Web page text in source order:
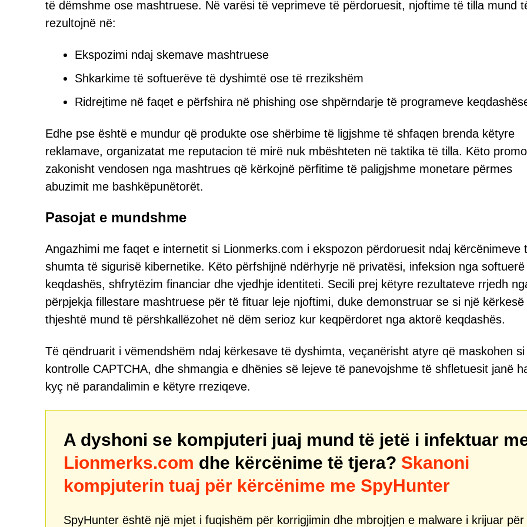
të dëmshme ose mashtruese. Në varësi të veprimeve të përdoruesit, njoftime të tilla mund
rezultojnë në:
Ekspozimi ndaj skemave mashtruese
Shkarkime të softuerëve të dyshimtë ose të rrezikshëm
Ridrejtime në faqet e përfshira në phishing ose shpërndarje të programeve
Edhe pse është e mundur që produkte ose shërbime të ligjshme të shfaqen brenda këtyre
reklamave, organizatat me reputacion të mirë nuk mbështeten në taktika të tilla. Këto
zakonisht vendosen nga mashtrues që kërkojnë përfitime të paligjshme monetare përmes
abuzimit me bashkëpunëtorët.
Pasojat e mundshme
Angazhimi me faqet e internetit si Lionmerks.com i ekspozon përdoruesit ndaj kërcënimeve
shumta të sigurisë kibernetike. Këto përfshijnë ndërhyrje në privatësi, infeksion nga softuerë
keqdashës, shfrytëzim financiar dhe vjedhje identiteti. Secili prej këtyre rezultateve rrjedh
përpjekja fillestare mashtruese për të fituar leje njoftimi, duke demonstruar se si një kërkesë
thjeshtë mund të përshkallëzohet në dëm serioz kur keqpërdoret nga aktorë keqdashës.
Të qëndruarit i vëmendshëm ndaj kërkesave të dyshimta, veçanërisht atyre që maskohen si
kontrolle CAPTCHA, dhe shmangia e dhënies së lejeve të panevojshme të shfletuesit janë
kyç në parandalimin e këtyre rreziqeve.
A dyshoni se kompjuteri juaj mund të jetë i infektuar
Lionmerks.com dhe kërcënime të tjera? Skanoni
kompjuterin tuaj për kërcënime me SpyHunter
SpyHunter është një mjet i fuqishëm për korrigjimin dhe mbrojtjen e malware i krijuar për